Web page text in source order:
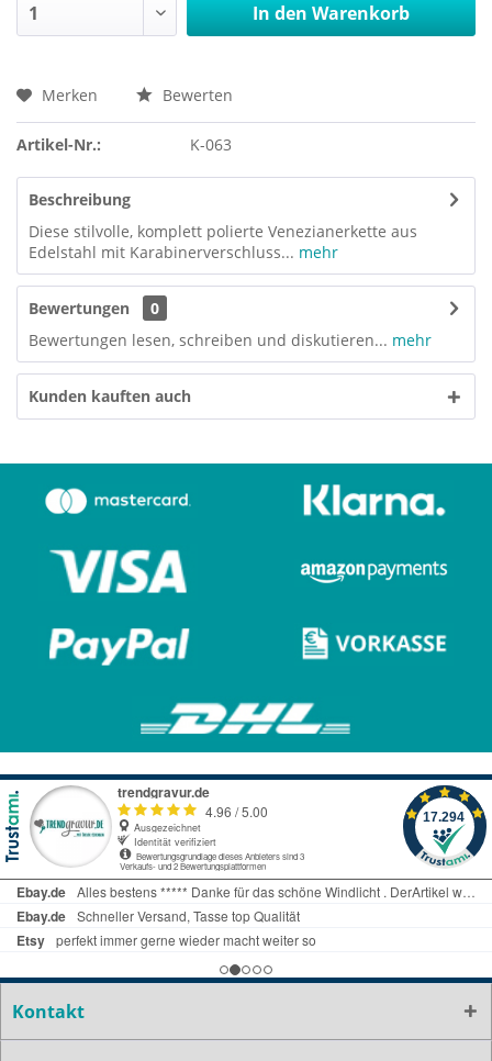
In den Warenkorb
Merken Bewerten
Artikel-Nr.: K-063
Beschreibung
Diese stilvolle, komplett polierte Venezianerkette aus
Edelstahl mit Karabinerverschluss... mehr
Bewertungen
0
Bewertungen lesen, schreiben und diskutieren... mehr
Kunden kauften auch
Kontakt